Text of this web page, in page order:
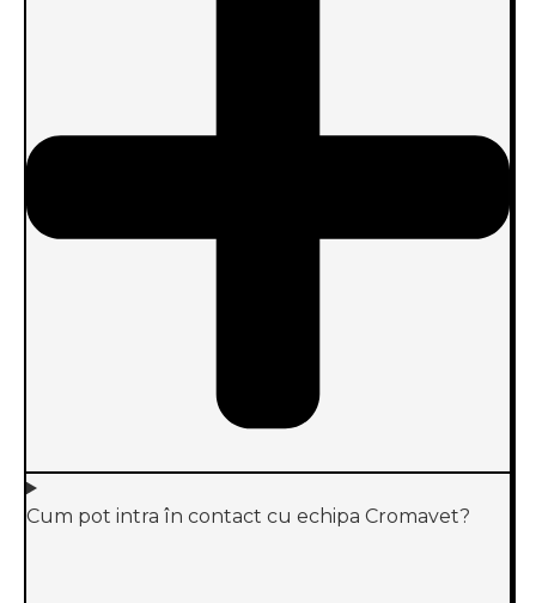
Cum pot intra în contact cu echipa Cromavet?